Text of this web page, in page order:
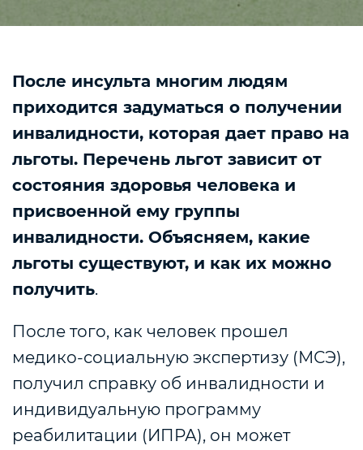
После инсульта многим людям
приходится задуматься о получении
инвалидности, которая дает право на
льготы. Перечень льгот зависит от
состояния здоровья человека и
присвоенной ему группы
инвалидности. Объясняем, какие
льготы существуют, и как их можно
получить.
После того, как человек прошел
медико-социальную экспертизу (МСЭ),
получил справку об инвалидности и
индивидуальную программу
реабилитации (ИПРА), он может